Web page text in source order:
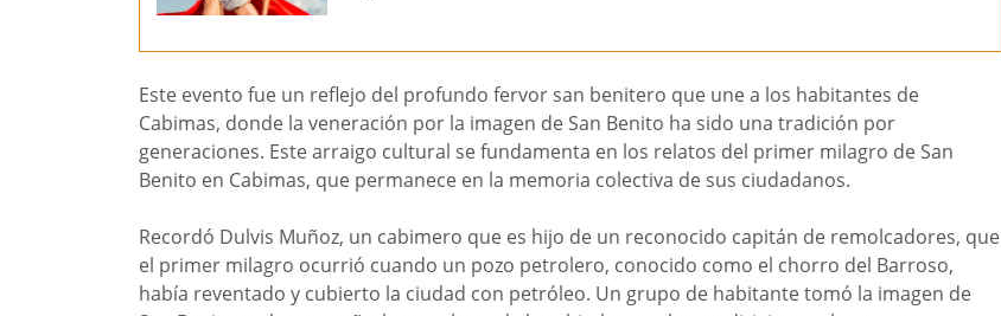
Este evento fue un reflejo del profundo fervor san benitero que une a los habitantes de
Cabimas, donde la veneración por la imagen de San Benito ha sido una tradición por
generaciones. Este arraigo cultural se fundamenta en los relatos del primer milagro de San
Benito en Cabimas, que permanece en la memoria colectiva de sus ciudadanos.
Recordó Dulvis Muñoz, un cabimero que es hijo de un reconocido capitán de remolcadores, que
el primer milagro ocurrió cuando un pozo petrolero, conocido como el chorro del Barroso,
había reventado y cubierto la ciudad con petróleo. Un grupo de habitante tomó la imagen de